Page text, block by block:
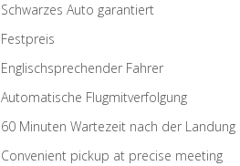
Schwarzes Auto garantiert
Festpreis
Englischsprechender Fahrer
Automatische Flugmitverfolgung
60 Minuten Wartezeit nach der Landung
Convenient pickup at precise meeting